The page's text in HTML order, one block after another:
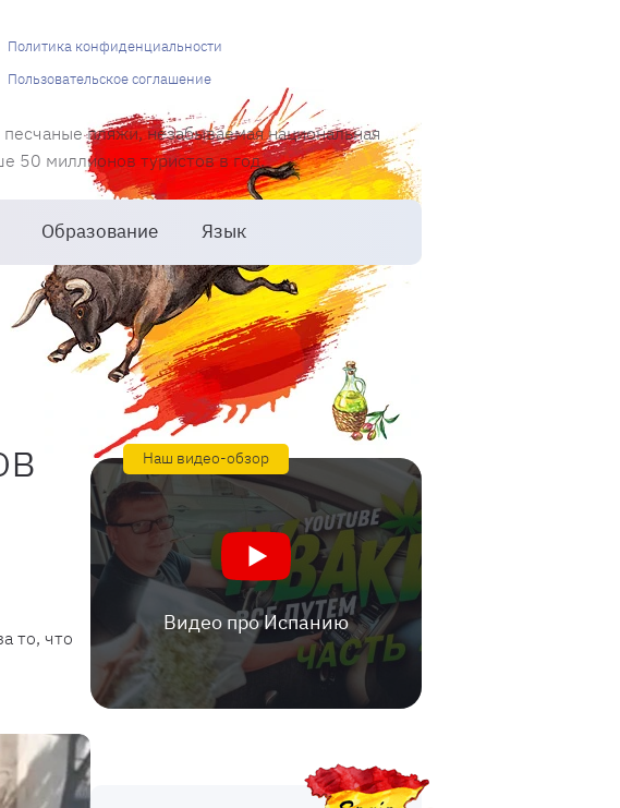
пляжи, незабываемая национальная
50 миллионов туристов в год.
Образование Язык
Политика конфиденциальности
Пользовательское соглашение
то, что
Наш видео-обзор
Видео про Испанию